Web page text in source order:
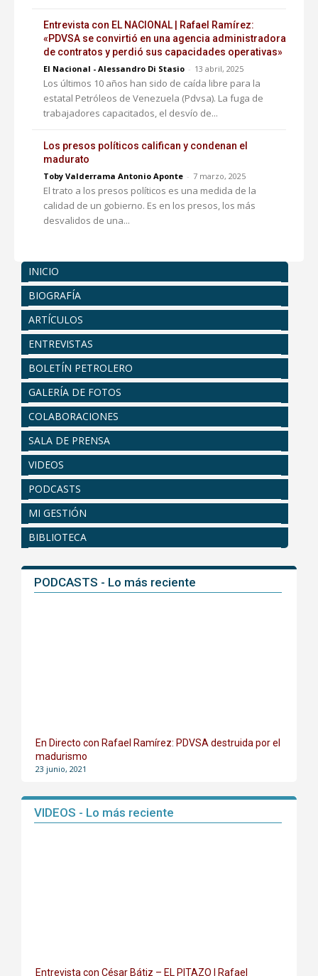
Entrevista con EL NACIONAL | Rafael Ramírez:
«PDVSA se convirtió en una agencia administradora
de contratos y perdió sus capacidades operativas»
El Nacional - Alessandro Di Stasio - 13 abril, 2025
Los últimos 10 años han sido de caída libre para la
estatal Petróleos de Venezuela (Pdvsa). La fuga de
trabajadores capacitados, el desvío de...
Los presos políticos califican y condenan el
madurato
Toby Valderrama Antonio Aponte - 7 marzo, 2025
El trato a los presos políticos es una medida de la
calidad de un gobierno. Es en los presos, los más
desvalidos de una...
INICIO
BIOGRAFÍA
ARTÍCULOS
ENTREVISTAS
BOLETÍN PETROLERO
GALERÍA DE FOTOS
COLABORACIONES
SALA DE PRENSA
VIDEOS
PODCASTS
MI GESTIÓN
BIBLIOTECA
PODCASTS - Lo más reciente
En Directo con Rafael Ramírez: PDVSA destruida por el
madurismo
23 junio, 2021
VIDEOS - Lo más reciente
Entrevista con César Bátiz – EL PITAZO | Rafael